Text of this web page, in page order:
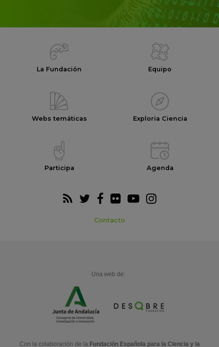
La Fundación Equipo
Webs temáticas Exploria Ciencia
Participa Agenda
Contacto
Una web de:
Con la colaboración de la Fundación Española para la Ciencia y la